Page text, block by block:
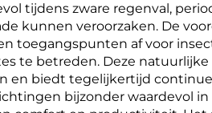
tijdens zware regenval,
kunnen veroorzaken. De
toegangspunten af voor
te betreden. Deze
biedt tegelijkertijd
bijzonder waardevol